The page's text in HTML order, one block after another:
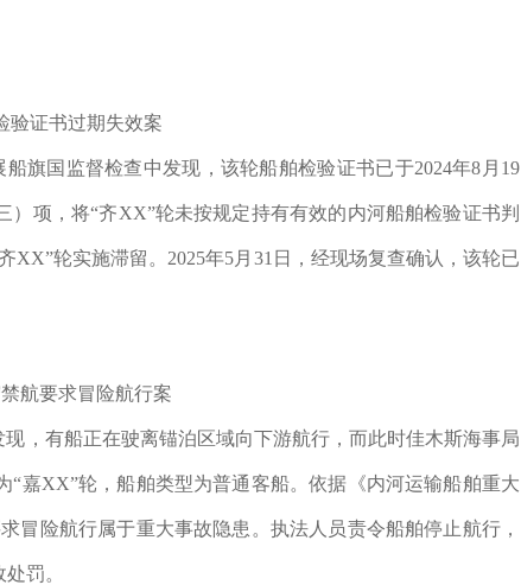
验证书过期失效案
旗国监督检查中发现，该轮船舶检验证书已于2024年8月19
项，将“齐XX”轮未按规定持有有效的内河船舶检验证书判
轮实施滞留。2025年5月31日，经现场复查确认，该轮已
航要求冒险航行案
，有船正在驶离锚泊区域向下游航行，而此时佳木斯海事局
嘉XX”轮，船舶类型为普通客船。依据《内河运输船舶重大
冒险航行属于重大事故隐患。执法人员责令船舶停止航行，
罚。